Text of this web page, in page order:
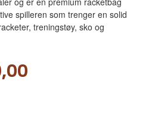
spilleren som trenger en solid
treningstøy, sko og